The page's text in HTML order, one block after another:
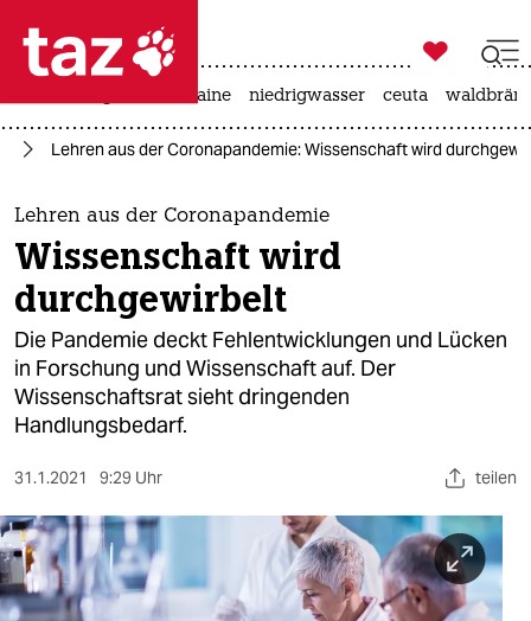
 taz zahl ich
taz zahl ich
themen
politik
öko
gesellschaft
kultur
sport
berlin
nord

taz zahl ich
krieg in der ukraine niedrigwasser ceuta
Lehren aus der Coronapandemie: Wissenschaft wird
Lehren aus der Coronapandemie
Wissenschaft wird
durchgewirbelt
Die Pandemie deckt Fehlentwicklungen und Lücken
in Forschung und Wissen­schaft auf. Der
Wissenschaftsrat sieht dringenden
Handlungsbedarf.
31.1.2021 9:29 Uhr teilen